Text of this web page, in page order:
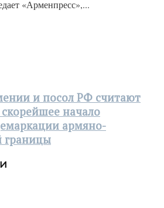
«Арменпресс»,...
и посол РФ считают
начало
армяно-
границы